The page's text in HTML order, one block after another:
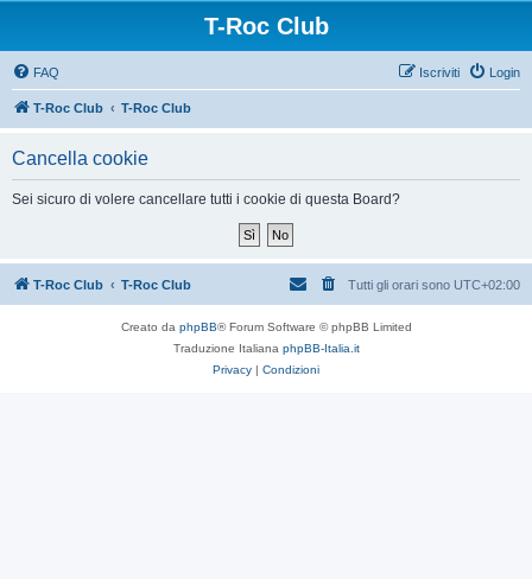
T-Roc Club
FAQ Login
Iscriviti
T-Roc Club T-Roc Club
Cancella cookie
Sei sicuro di volere cancellare tutti i cookie di questa Board?
T-Roc Club T-Roc Club Tutti gli orari sono UTC+02:00
Creato da phpBB® Forum Software © phpBB Limited
Traduzione Italiana phpBB-Italia.it
Privacy | Condizioni